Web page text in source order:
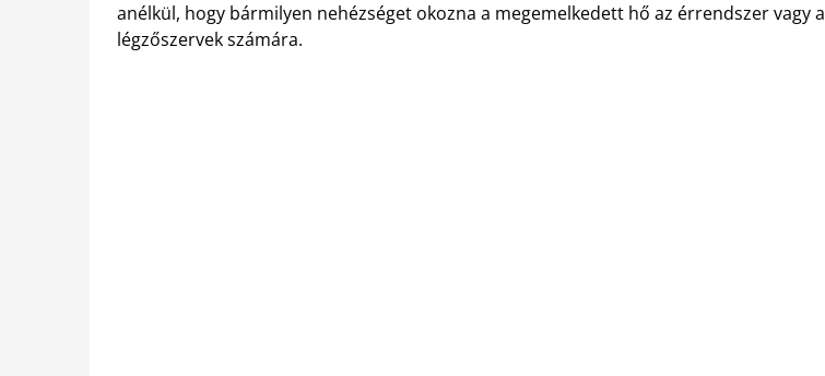
anélkül, hogy bármilyen nehézséget okozna a megemelkedett hő az érrendszer vagy a
légzőszervek számára.